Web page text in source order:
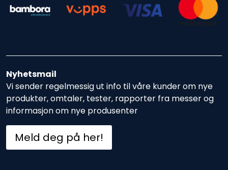
Nyhetsmail
Vi sender regelmessig ut info til våre kunder om nye
produkter, omtaler, tester, rapporter fra messer og
informasjon om nye produsenter
Meld deg på her!